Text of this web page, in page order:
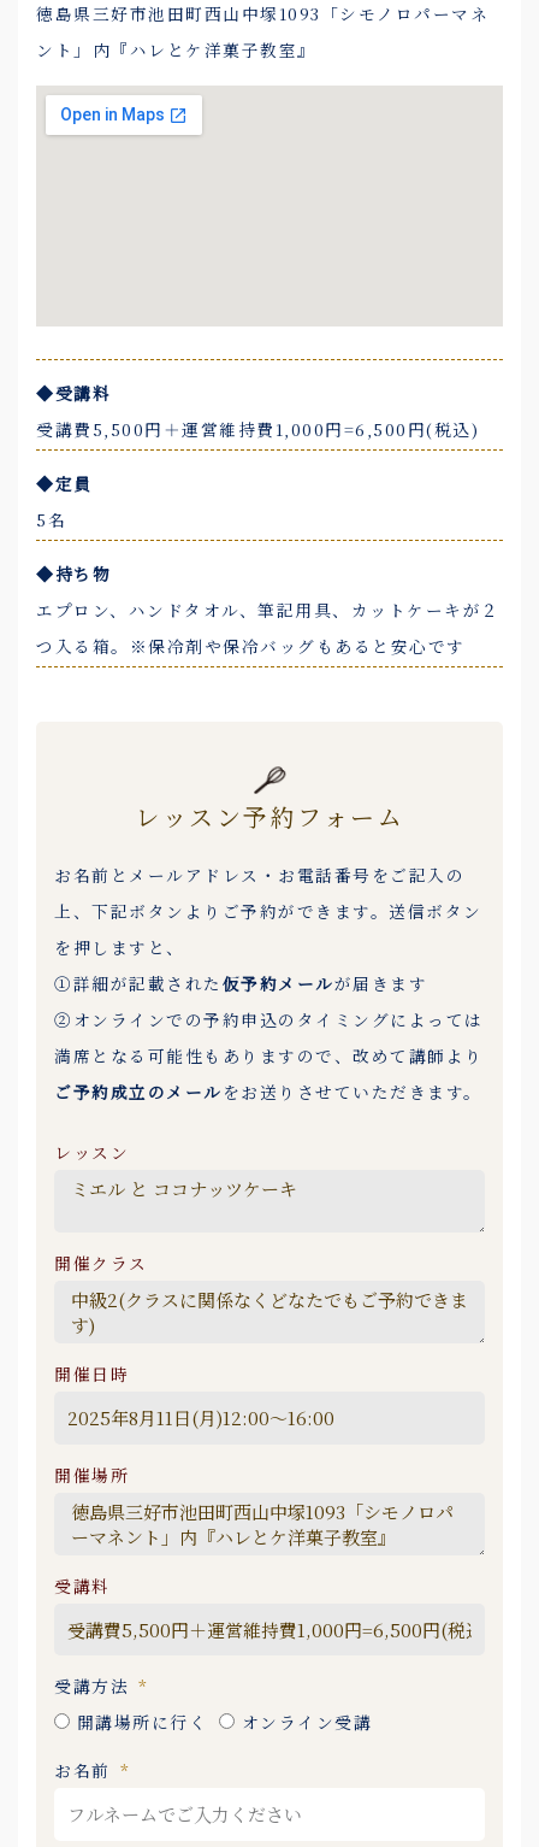
徳島県三好市池田町西山中塚1093「シモノロパーマネ
ント」内『ハレとケ洋菓子教室』
◆受講料
受講費5,500円＋運営維持費1,000円=6,500円(税込)
◆定員
5名
◆持ち物
エプロン、ハンドタオル、筆記用具、カットケーキが２
つ入る箱。※保冷剤や保冷バッグもあると安心です
レッスン予約フォーム
お名前とメールアドレス・お電話番号をご記入の
上、下記ボタンよりご予約ができます。送信ボタン
を押しますと、
①詳細が記載された 仮予約メールが届きます
②オンラインでの予約申込のタイミングによっては
満席となる可能性もありますので、改めて講師より
ご予約成立のメール をお送りさせていただきます。
レッスン
開催クラス
開催日時
開催場所
受講料
受講方法
開講場所に行く
オンライン受講
お名前